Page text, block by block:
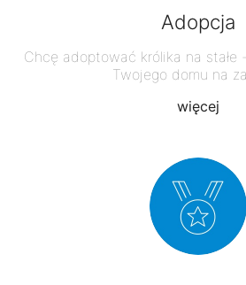
Adopcja
Chcę adoptować królika na stałe
Twojego domu na
więcej